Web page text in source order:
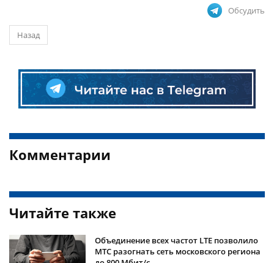
Обсудить
Назад
Комментарии
Читайте также
Объединение всех частот LTE позволило
МТС разогнать сеть московского региона